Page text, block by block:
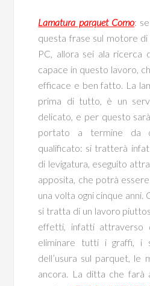
Lamatura parquet Como:
questa frase sul motore
PC, allora sei ala ricerca
capace in questo lavoro,
efficace e ben fatto. La
prima di tutto, è un
delicato, e per questo
portato a termine da
qualificato: si tratterà
di levigatura, eseguito
apposita, che potrà
una volta ogni cinque anni.
si tratta di un lavoro
effetti, infatti attraverso
eliminare tutti i graffi, i
dell’usura sul parquet, le
ancora. La ditta che farà